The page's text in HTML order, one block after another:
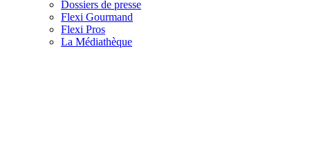
Dossiers de presse
Flexi Gourmand
Flexi Pros
La Médiathèque